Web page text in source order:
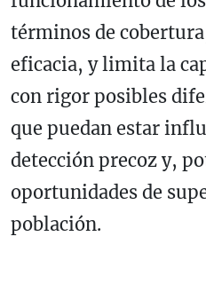
términos de
eficacia, y limita la
con rigor posibles
que puedan estar
detección precoz y,
oportunidades de
población.